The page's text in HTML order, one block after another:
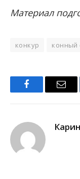
Материал
конкур конный
Facebook